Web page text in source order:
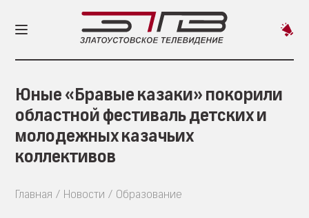
Юные «Бравые казаки» покорили
областной фестиваль детских и
молодежных казачьих
коллективов
Главная Новости Образование